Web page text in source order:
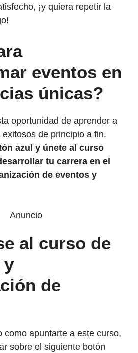
¡y quiera repetir la
eventos en
únicas?
oportunidad de aprender a
de principio a fin.
azul y únete al curso
tu carrera en el
de eventos y
Anuncio
al curso de
y
de
como apuntarte a este curso,
sobre el siguiente botón